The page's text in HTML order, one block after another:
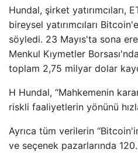
Hundal, şirket yatırımcıları,
bireysel yatırımcıları
söyledi. 23 Mayıs'ta sona
Menkul Kıymetler
toplam 2,75 milyar dolar
H Hundal, “Mahkemenin
riskli faaliyetlerin yönünü
Ayrıca tüm verilerin
ve seçenek pazarlarında